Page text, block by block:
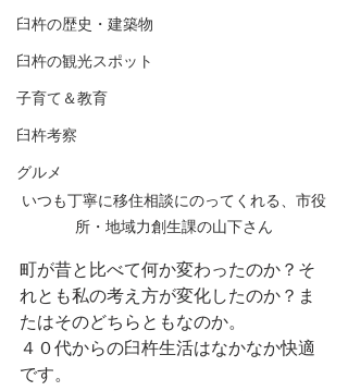
臼杵の歴史・建築物
臼杵の観光スポット
子育て＆教育
臼杵考察
グルメ
いつも丁寧に移住相談にのってくれる、市役
所・地域力創生課の山下さん
町が昔と比べて何か変わったのか？そ
れとも私の考え方が変化したのか？ま
たはそのどちらともなのか。
４０代からの臼杵生活はなかなか快適
です。